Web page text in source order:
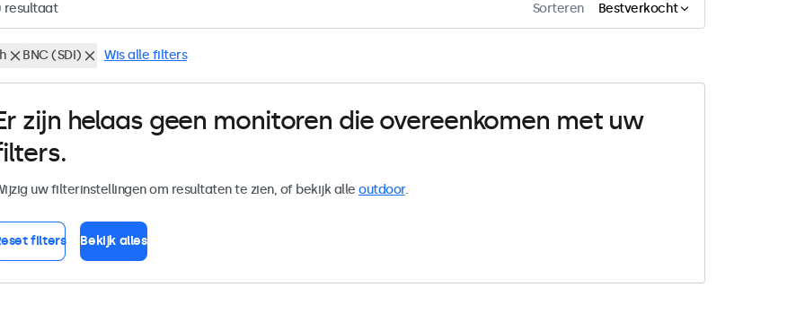
resultaat Sorteren Bestverkocht
BNC (SDI) Wis alle filters
zijn helaas geen monitoren die overeenkomen met uw
uw filterinstellingen om resultaten te zien, of bekijk alle outdoor.
filters Bekijk alles